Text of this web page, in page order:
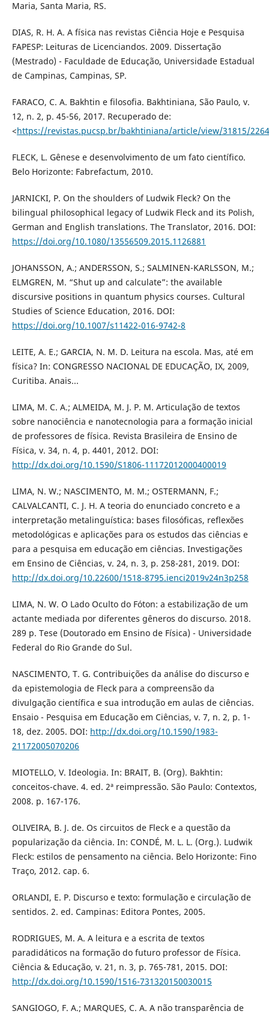
Maria, Santa Maria, RS.
DIAS, R. H. A. A física nas revistas Ciência Hoje e Pesquisa
FAPESP: Leituras de Licenciandos. 2009. Dissertação
(Mestrado) - Faculdade de Educação, Universidade Estadual
de Campinas, Campinas, SP.
FARACO, C. A. Bakhtin e filosofia. Bakhtiniana, São Paulo, v.
12, n. 2, p. 45-56, 2017. Recuperado de:
<https://revistas.pucsp.br/bakhtiniana/article/view/31815/
FLECK, L. Gênese e desenvolvimento de um fato científico.
Belo Horizonte: Fabrefactum, 2010.
JARNICKI, P. On the shoulders of Ludwik Fleck? On the
bilingual philosophical legacy of Ludwik Fleck and its Polish,
German and English translations. The Translator, 2016. DOI:
https://doi.org/10.1080/13556509.2015.1126881
JOHANSSON, A.; ANDERSSON, S.; SALMINEN-KARLSSON, M.;
ELMGREN, M. “Shut up and calculate”: the available
discursive positions in quantum physics courses. Cultural
Studies of Science Education, 2016. DOI:
https://doi.org/10.1007/s11422-016-9742-8
LEITE, A. E.; GARCIA, N. M. D. Leitura na escola. Mas, até em
física? In: CONGRESSO NACIONAL DE EDUCAÇÃO, IX, 2009,
Curitiba. Anais...
LIMA, M. C. A.; ALMEIDA, M. J. P. M. Articulação de textos
sobre nanociência e nanotecnologia para a formação inicial
de professores de física. Revista Brasileira de Ensino de
Física, v. 34, n. 4, p. 4401, 2012. DOI:
http://dx.doi.org/10.1590/S1806-11172012000400019
LIMA, N. W.; NASCIMENTO, M. M.; OSTERMANN, F.;
CALVALCANTI, C. J. H. A teoria do enunciado concreto e a
interpretação metalinguística: bases filosóficas, reflexões
metodológicas e aplicações para os estudos das ciências e
para a pesquisa em educação em ciências. Investigações
em Ensino de Ciências, v. 24, n. 3, p. 258-281, 2019. DOI:
http://dx.doi.org/10.22600/1518-8795.ienci2019v24n3p258
LIMA, N. W. O Lado Oculto do Fóton: a estabilização de um
actante mediada por diferentes gêneros do discurso. 2018.
289 p. Tese (Doutorado em Ensino de Física) - Universidade
Federal do Rio Grande do Sul.
NASCIMENTO, T. G. Contribuições da análise do discurso e
da epistemologia de Fleck para a compreensão da
divulgação científica e sua introdução em aulas de ciências.
Ensaio - Pesquisa em Educação em Ciências, v. 7, n. 2, p. 1-
18, dez. 2005. DOI: http://dx.doi.org/10.1590/1983-
21172005070206
MIOTELLO, V. Ideologia. In: BRAIT, B. (Org). Bakhtin:
conceitos-chave. 4. ed. 2ª reimpressão. São Paulo: Contextos,
2008. p. 167-176.
OLIVEIRA, B. J. de. Os circuitos de Fleck e a questão da
popularização da ciência. In: CONDÉ, M. L. L. (Org.). Ludwik
Fleck: estilos de pensamento na ciência. Belo Horizonte: Fino
Traço, 2012. cap. 6.
ORLANDI, E. P. Discurso e texto: formulação e circulação de
sentidos. 2. ed. Campinas: Editora Pontes, 2005.
RODRIGUES, M. A. A leitura e a escrita de textos
paradidáticos na formação do futuro professor de Física.
Ciência & Educação, v. 21, n. 3, p. 765-781, 2015. DOI:
http://dx.doi.org/10.1590/1516-731320150030015
SANGIOGO, F. A.; MARQUES, C. A. A não transparência de